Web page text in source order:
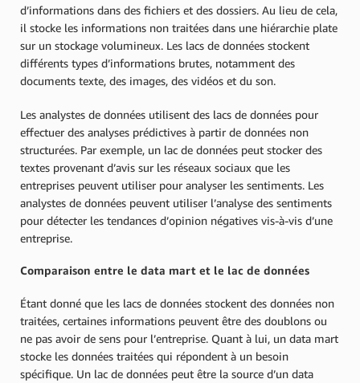
d’informations dans des fichiers et des dossiers. Au lieu de cela,
il stocke les informations non traitées dans une hiérarchie plate
sur un stockage volumineux. Les lacs de données stockent
différents types d’informations brutes, notamment des
documents texte, des images, des vidéos et du son.
Les analystes de données utilisent des lacs de données pour
effectuer des analyses prédictives à partir de données non
structurées. Par exemple, un lac de données peut stocker des
textes provenant d’avis sur les réseaux sociaux que les
entreprises peuvent utiliser pour analyser les sentiments. Les
analystes de données peuvent utiliser l’analyse des sentiments
pour détecter les tendances d’opinion négatives vis-à-vis d’une
entreprise.
Comparaison entre le data mart et le lac de données
Étant donné que les lacs de données stockent des données non
traitées, certaines informations peuvent être des doublons ou
ne pas avoir de sens pour l’entreprise. Quant à lui, un data mart
stocke les données traitées qui répondent à un besoin
spécifique. Un lac de données peut être la source d’un data